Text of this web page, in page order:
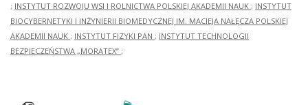
; INSTYTUT ROZWOJU WSI I ROLNICTWA POLSKIEJ AKADEMII NAUK ; INSTYTUT
BIOCYBERNETYKI I INŻYNIERII BIOMEDYCZNEJ IM. MACIEJA NAŁĘCZA POLSKIEJ
AKADEMII NAUK ; INSTYTUT FIZYKI PAN ; INSTYTUT TECHNOLOGII
BEZPIECZEŃSTWA „MORATEX” ;